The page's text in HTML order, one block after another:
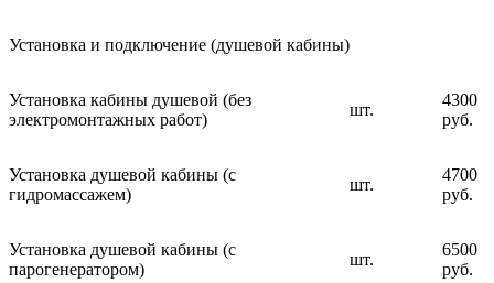
Установка и подключение (душевой кабины)
Установка кабины душевой (без
электромонтажных работ)
шт.
4300
руб.
Установка душевой кабины (с
гидромассажем)
шт.
4700
руб.
Установка душевой кабины (с
парогенератором)
шт.
6500
руб.